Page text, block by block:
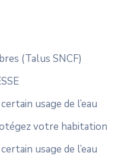
(Talus SNCF)
usage de l’eau
votre habitation
usage de l’eau